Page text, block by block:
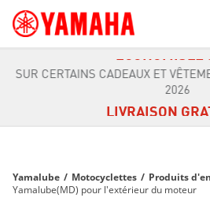
LIVRAISON
SUR TOUTES LES
SUR CERTAINS CADEAUX ET
2026
LIVRAISON
SUR CERTAINS CADEAUX ET
2026
Yamalube / Motocyclettes / Produits
Yamalube(MD) pour l'extérieur du moteur